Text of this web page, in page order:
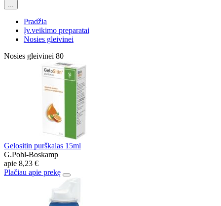
...
Pradžia
Įv.veikimo preparatai
Nosies gleivinei
Nosies gleivinei 80
Gelositin purškalas 15ml
G.Pohl-Boskamp
apie 8,23 €
Plačiau apie prekę